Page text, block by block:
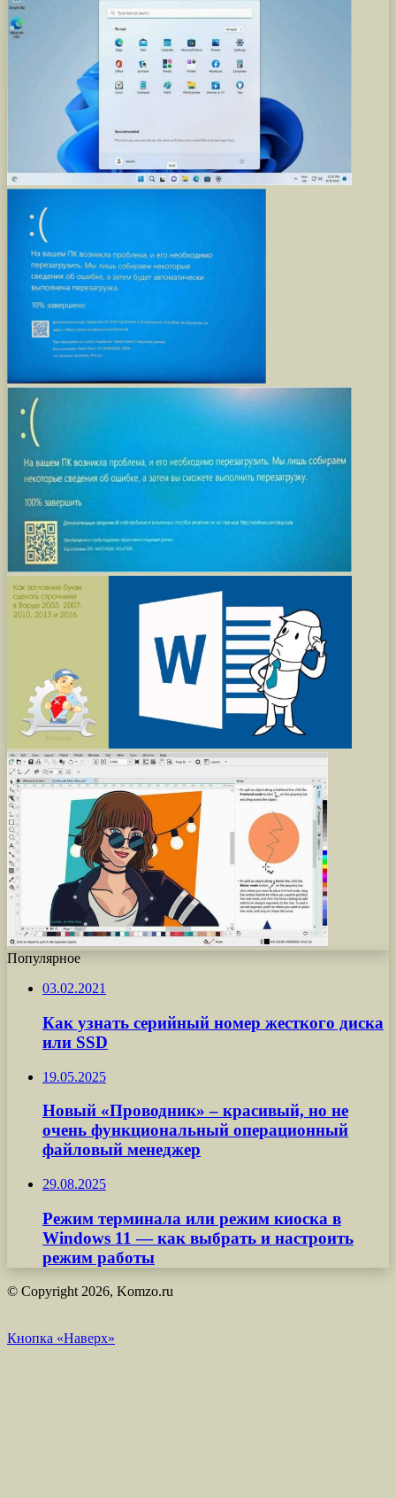
Популярное
03.02.2021
Как узнать серийный номер жесткого диска
или SSD
19.05.2025
Новый «Проводник» – красивый, но не
очень функциональный операционный
файловый менеджер
29.08.2025
Режим терминала или режим киоска в
Windows 11 — как выбрать и настроить
режим работы
© Copyright 2026, Komzo.ru
Кнопка «Наверх»